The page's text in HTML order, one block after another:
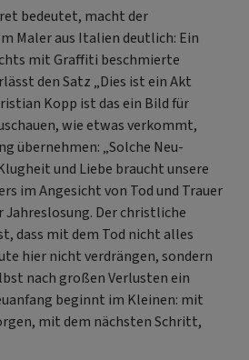
bedeutet, macht der
Maler aus Italien deutlich: Ein
mit Graffiti beschmierte
den Satz „Dies ist ein Akt
Kopp ist das ein Bild für
wie etwas verkommt,
übernehmen: „Solche Neu-
und Liebe braucht unsere
im Angesicht von Tod und Trauer
Jahreslosung. Der christliche
dass mit dem Tod nicht alles
hier nicht verdrängen, sondern
nach großen Verlusten ein
beginnt im Kleinen: mit
mit dem nächsten Schritt,